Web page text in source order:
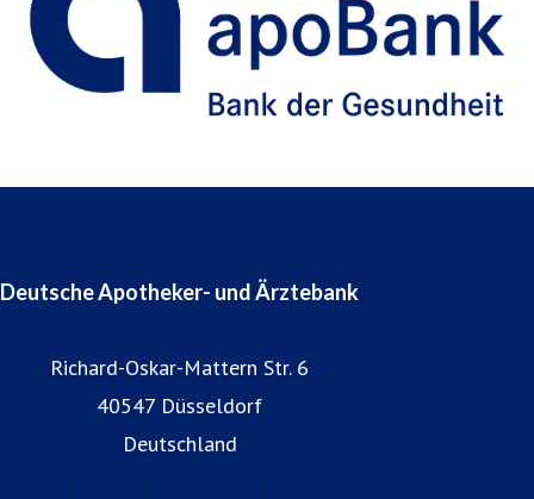
Deutsche Apotheker- und Ärztebank
Richard-Oskar-Mattern Str. 6
40547 Düsseldorf
Deutschland